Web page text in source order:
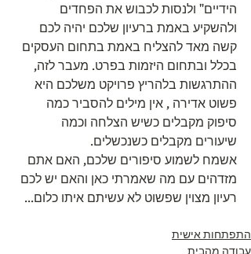
הידיים" ולנסות לכבוש את הפחדים
ולהשקיע באמת ברעיון שלכם יהיה לכם
קשה מאד להצליח באמת בתחום העסקים
בכלל ובתחום היזמות בפרט. מעבר לזה,
ההתרגשות בלהריץ פרויקט משלכם היא
פשוט אדירה , אין מילים להסביר כמה
סיפוק מקבלים כשיש הצלחה וכמה
שיעורים מקבלים כשנכשלים.
אשמח לשמוע סיפורים שלכם, האם אתם
מזדהים עם מה שאמרתי כאן והאם יש לכם
רעיון מצוין שפשוט לא עשיתם איתו כלום...
התפתחות אישית